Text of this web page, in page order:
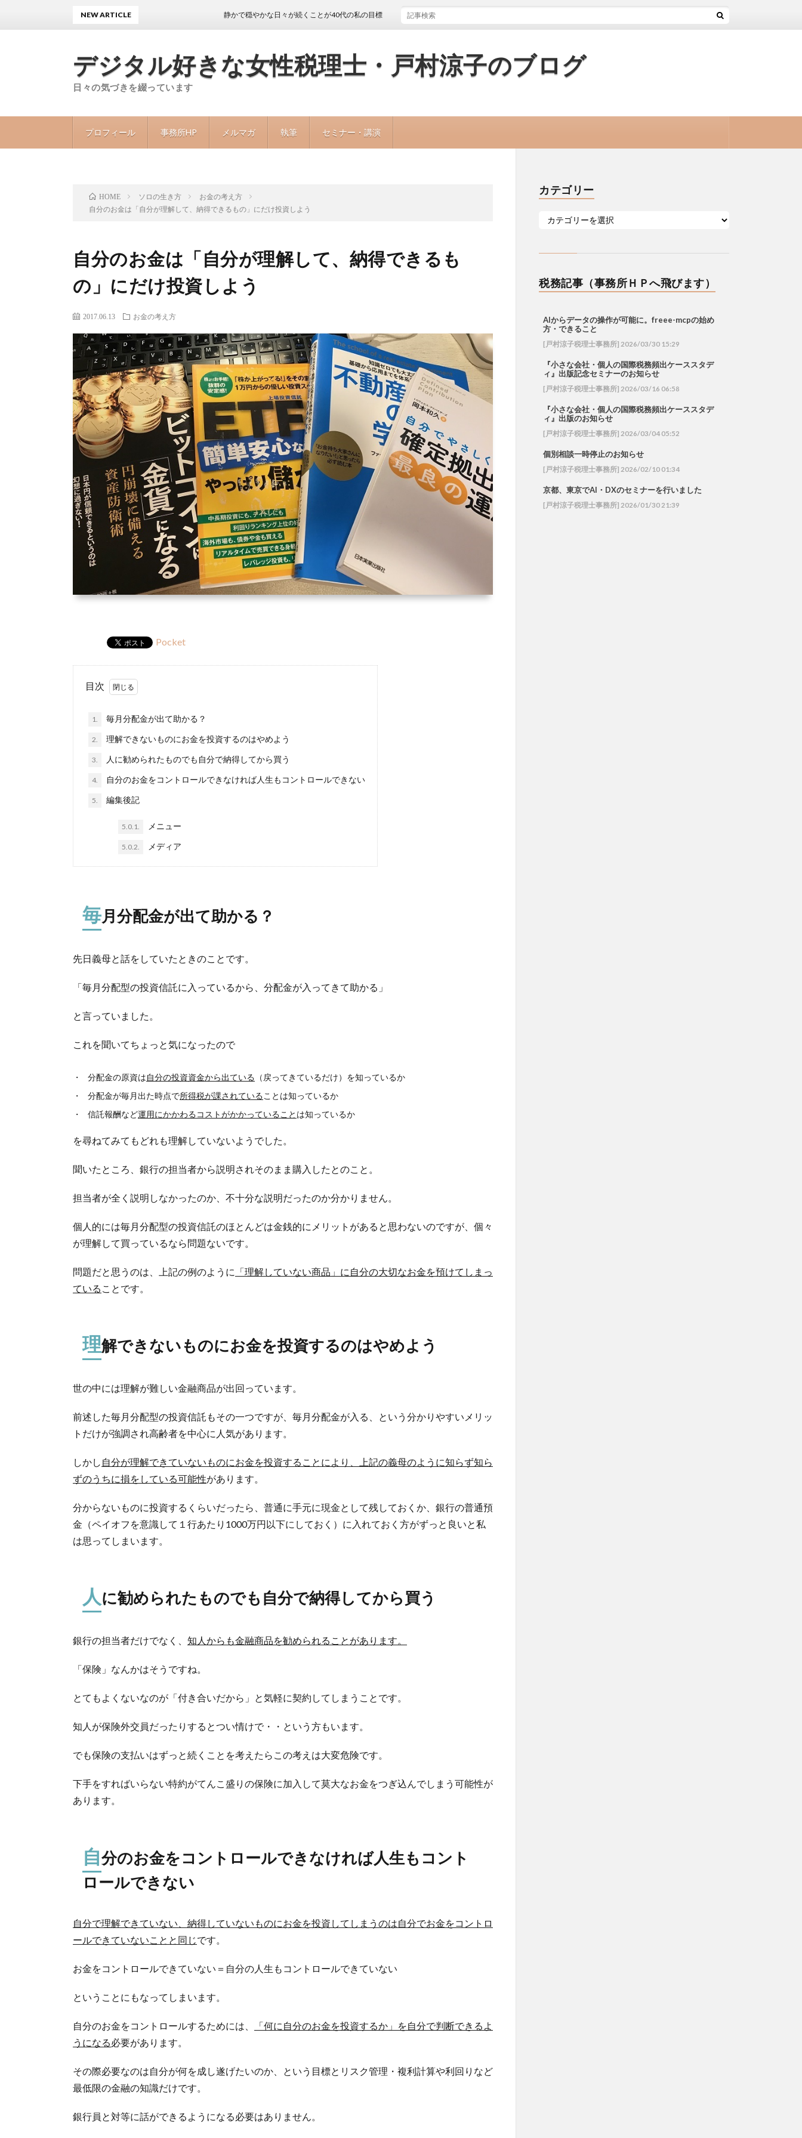
デジタル好きな女性税理士・戸村涼子のブログ
日々の気づきを綴っています
プロフィール 事務所HP メルマガ 執筆 セミナー・講演
NEW ARTICLE 静かで穏やかな日々が続くことが40代の私の目標
HOME ソロの生き方
お金の考え方
自分のお金は「自分が理解して、納得できるもの」にだけ投資しよう
自分のお金は「自分が理解して、納得できるも
の」にだけ投資しよう
2017.06.13 お金の考え方
Pocket
目次
1. 毎月分配金が出て助かる？
2. 理解できないものにお金を投資するのはやめよう
3. 人に勧められたものでも自分で納得してから買う
4. 自分のお金をコントロールできなければ人生もコントロールできない
5. 編集後記
5.0.1. メニュー
5.0.2. メディア
毎月分配金が出て助かる？
先日義母と話をしていたときのことです。
「毎月分配型の投資信託に入っているから、分配金が入ってきて助かる」
と言っていました。
これを聞いてちょっと気になったので
分配金の原資は自分の投資資金から出ている （戻ってきているだけ）を知っているか
分配金が毎月出た時点で所得税が課されていることは知っているか
信託報酬など運用にかかわるコストがかかっていること は知っているか
を尋ねてみてもどれも理解していないようでした。
聞いたところ、 銀行の担当者から説明されそのまま購入 したとのこと。
担当者が全く説明しなかったのか、不十分な説明だったのか分かりません。
個人的には毎月分配型の投資信託のほとんどは金銭的にメリットがあると思わないのですが、個々
が理解して買っているなら問題ないです。
問題だと思うのは、上記の例のように 「理解していない商品」に自分の大切なお金を預けてしまっ
ている ことです。
理解できないものにお金を投資するのはやめよう
世の中には理解が難しい金融商品が出回っています。
前述した毎月分配型の投資信託もその一つですが、毎月分配金が入る、という分かりやすいメリッ
トだけが強調され高齢者を中心に人気があります。
しかし 自分が理解できていないものにお金を投資することにより、上記の義母のように知らず知ら
ずのうちに損をしている可能性があります。
分からないものに投資するくらいだったら、普通に手元に現金として残しておくか、銀行の普通預
金（ペイオフを意識して１行あたり1000万円以下にしておく）に入れておく方がずっと良いと私
は思ってしまいます。
人に勧められたものでも自分で納得してから買う
銀行の担当者だけでなく、 知人からも金融商品を勧められることがあります。
「保険」 なんかはそうですね。
とてもよくないなのが 「付き合いだから」 と気軽に契約してしまうことです。
知人が保険外交員だったりするとつい情けで・・という方もいます。
でも保険の支払いはずっと続くことを考えたらこの考えは大変危険です。
下手をすればいらない特約がてんこ盛りの保険に加入して莫大なお金をつぎ込んでしまう可能性が
あります。
自分のお金をコントロールできなければ人生もコント
ロールできない
自分で理解できていない、納得していないものにお金を投資してしまうのは自分でお金をコントロ
ールできていないことと同じです。
お金をコントロールできていない＝自分の人生もコントロールできていない
ということにもなってしまいます。
自分のお金をコントロールするためには、
「何に自分のお金を投資するか」を自分で判断できるよ
うになる必要があります。
その際必要なのは自分が何を成し遂げたいのか、という目標とリスク管理・複利計算や利回りなど
最低限の金融の知識だけです。
銀行員と対等に話ができるようになる必要はありません。
カテゴリー
税務記事（事務所ＨＰへ飛びます）
AIからデータの操作が可能に。freee-mcpの始め
方・できること
[戸村涼子税理士事務所] 2026/03/30 15:29
『小さな会社・個人の国際税務頻出ケーススタデ
ィ』出版記念セミナーのお知らせ
[戸村涼子税理士事務所] 2026/03/16 06:58
『小さな会社・個人の国際税務頻出ケーススタデ
ィ』出版のお知らせ
[戸村涼子税理士事務所] 2026/03/04 05:52
個別相談一時停止のお知らせ
[戸村涼子税理士事務所] 2026/02/10 01:34
京都、東京でAI・DXのセミナーを行いました
[戸村涼子税理士事務所] 2026/01/30 21:39